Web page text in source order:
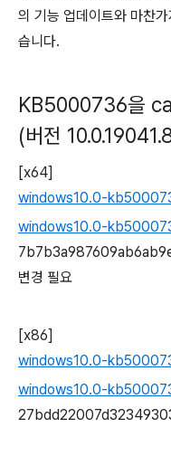
의 기능 업데이트와 마찬
습니다.
KB5000736을
(버전
[x64]
windows10.0-
windows10.0-
변경 필요
[x86]
windows10.0-
windows10.0-